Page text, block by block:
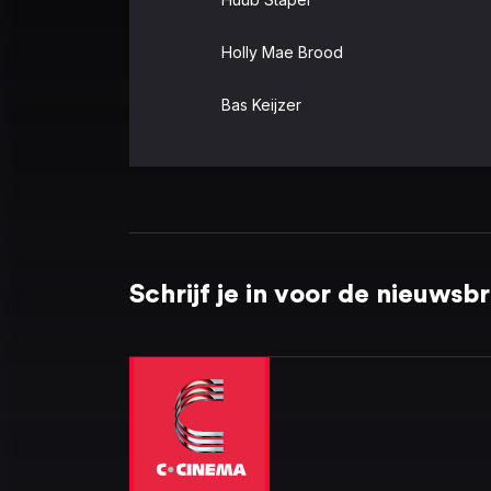
Holly Mae Brood
Bas Keijzer
Schrijf je in voor de